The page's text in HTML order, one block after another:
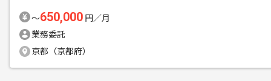
〜650,000 円／月
業務委託
京都（京都府）